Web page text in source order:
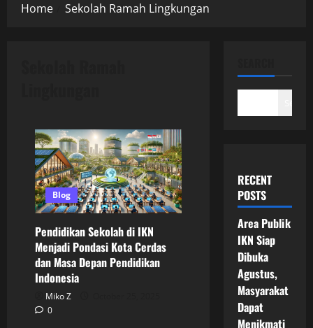
Home Sekolah Ramah Lingkungan
Blog
Pendidikan Sekolah di IKN
Menjadi Pondasi Kota Cerdas
dan Masa Depan Pendidikan
Indonesia
Miko Z
0
RECENT
POSTS
Area Publik
IKN Siap
Dibuka
Agustus,
Masyarakat
Dapat
Menikmati